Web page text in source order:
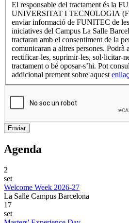
El responsable del tractament és la
UNIVERSITAT I TECNOLOGIA
enviar informació de FUNITEC de
iniciatives del Campus La Salle
tractaran amb el consentiment de la
comunicaran a altres persones. Podrà
rectificar-les, suprimir-les, sol·licitar-
tractament o bé oposar-s’hi. Pot
addicional prement sobre aquestenllaç
Agenda
2
set
Welcome Week 2026-27
La Salle Campus Barcelona
17
set